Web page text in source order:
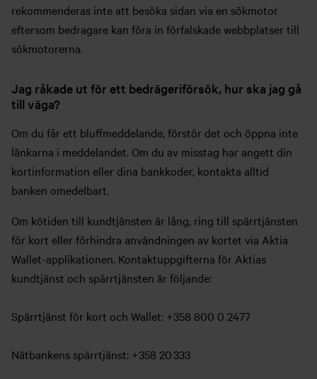
rekommenderas inte att besöka sidan via en sökmotor
eftersom bedragare kan föra in förfalskade webbplatser till
sökmotorerna.
Jag råkade ut för ett bedrägeriförsök, hur ska jag gå
till väga?
Om du får ett bluffmeddelande, förstör det och öppna inte
länkarna i meddelandet. Om du av misstag har angett din
kortinformation eller dina bankkoder, kontakta alltid
banken omedelbart.
Om kötiden till kundtjänsten är lång, ring till spärrtjänsten
för kort eller förhindra användningen av kortet via Aktia
Wallet-applikationen. Kontaktuppgifterna för Aktias
kundtjänst och spärrtjänsten är följande:
Spärrtjänst för kort och Wallet: +358 800 0 2477
Nätbankens spärrtjänst: +358 20 333